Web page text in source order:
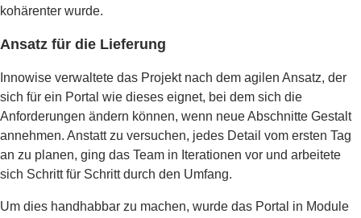
kohärenter wurde.
Ansatz für die Lieferung
Innowise verwaltete das Projekt nach dem agilen Ansatz, der
sich für ein Portal wie dieses eignet, bei dem sich die
Anforderungen ändern können, wenn neue Abschnitte Gestalt
annehmen. Anstatt zu versuchen, jedes Detail vom ersten Tag
an zu planen, ging das Team in Iterationen vor und arbeitete
sich Schritt für Schritt durch den Umfang.
Um dies handhabbar zu machen, wurde das Portal in Module